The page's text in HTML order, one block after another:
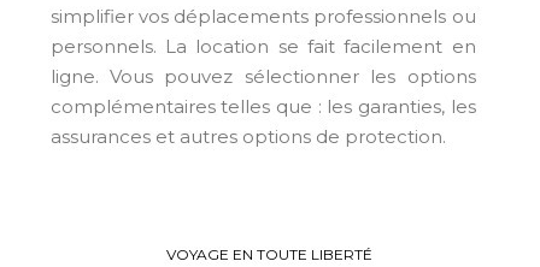
simplifier vos déplacements professionnels ou
personnels. La location se fait facilement en
ligne. Vous pouvez sélectionner les options
complémentaires telles que : les garanties, les
assurances et autres options de protection.
VOYAGE EN TOUTE LIBERTÉ